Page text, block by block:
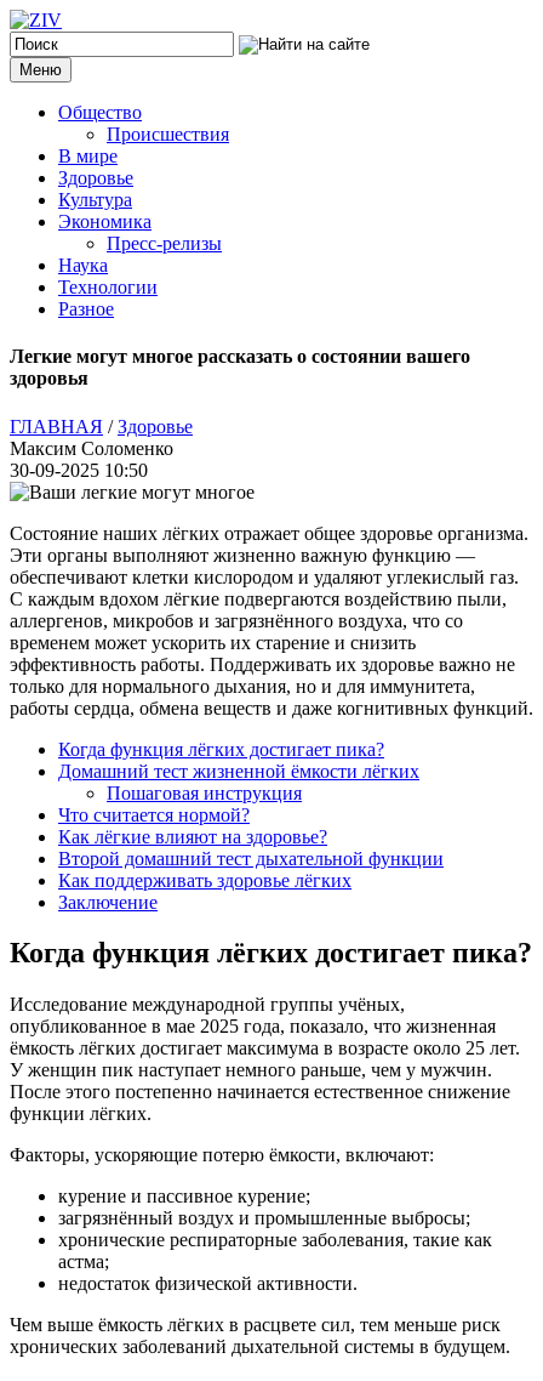
Меню
Общество
Происшествия
В мире
Здоровье
Культура
Экономика
Пресс-релизы
Наука
Технологии
Разное
Легкие могут многое рассказать о состоянии вашего
здоровья
ГЛАВНАЯ /Здоровье
Максим Соломенко
30-09-2025 10:50
Состояние наших лёгких отражает общее здоровье организма.
Эти органы выполняют жизненно важную функцию —
обеспечивают клетки кислородом и удаляют углекислый газ.
С каждым вдохом лёгкие подвергаются воздействию пыли,
аллергенов, микробов и загрязнённого воздуха, что со
временем может ускорить их старение и снизить
эффективность работы. Поддерживать их здоровье важно не
только для нормального дыхания, но и для иммунитета,
работы сердца, обмена веществ и даже когнитивных функций.
Когда функция лёгких достигает пика?
Домашний тест жизненной ёмкости лёгких
Пошаговая инструкция
Что считается нормой?
Как лёгкие влияют на здоровье?
Второй домашний тест дыхательной функции
Как поддерживать здоровье лёгких
Заключение
Когда функция лёгких достигает пика?
Исследование международной группы учёных,
опубликованное в мае 2025 года, показало, что жизненная
ёмкость лёгких достигает максимума в возрасте около 25 лет.
У женщин пик наступает немного раньше, чем у мужчин.
После этого постепенно начинается естественное снижение
функции лёгких.
Факторы, ускоряющие потерю ёмкости, включают:
курение и пассивное курение;
загрязнённый воздух и промышленные выбросы;
хронические респираторные заболевания, такие как
астма;
недостаток физической активности.
Чем выше ёмкость лёгких в расцвете сил, тем меньше риск
хронических заболеваний дыхательной системы в будущем.